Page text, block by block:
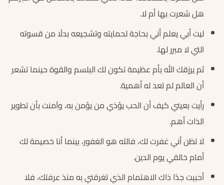
هل شعرت بها أم لا.
ليت أبي يعلم أني بحاجة لحمايته وتشجيعه بدلًا من قسوته
التي لا مبرر لها.
ثم يرزقك الله بأم عظيمة تكون لك البلسم والقوة حينما تشعر
أن العالم لم تعد له أهمية.
رأيت بعيني كيف أن الحب يؤذي من يؤمن به، وآمنت بأن تطوير
الذات أهم.
لا تظن أني غفرت لك، فالله هو الغفور، بينما أنا خصيمة لك
أمام خالقي يوم الدين.
أحببت جدًا ذاك الاهتمام الذي تغرقني به منذ عرفتك، فلا